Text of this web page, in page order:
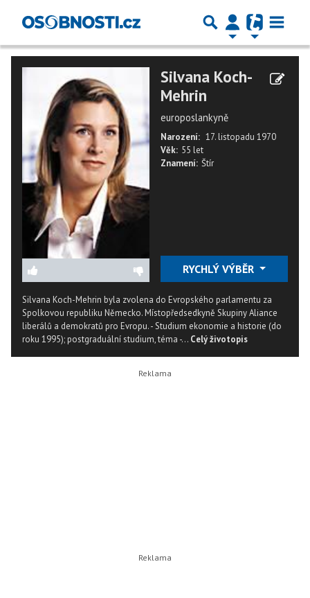
Silvana Koch-
Mehrin
europoslankyně
Narození: 17. listopadu 1970
Věk: 55 let
Znamení: Štír
RYCHLÝ VÝBĚR
Silvana Koch-Mehrin byla zvolena do Evropského parlamentu za
Spolkovou republiku Německo. Místopředsedkyně Skupiny Aliance
liberálů a demokratů pro Evropu. - Studium ekonomie a historie (do
roku 1995); postgraduální studium, téma -... Celý životopis